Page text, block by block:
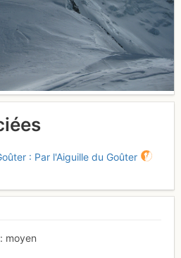
: Par l'Aiguille du Goûter
moyen